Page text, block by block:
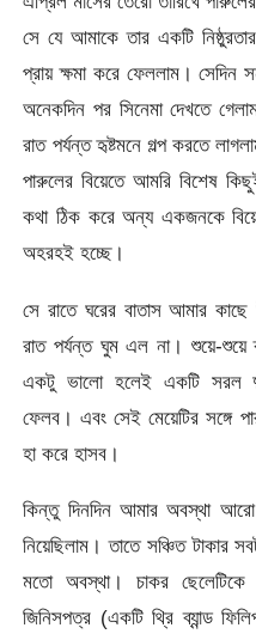
সে যে আমাকে তার একটি
প্রায় ক্ষমা করে ফেললাম। সেদিন
অনেকদিন পর সিনেমা দেখতে
রাত পর্যন্ত হৃষ্টমনে গল্প করতে
পারুলের বিয়েতে আমরি বিশেষ
কথা ঠিক করে অন্য একজনকে
অহরহই হচ্ছে।
সে রাতে ঘরের বাতাস আমার
রাত পর্যন্ত ঘুম এল না। শুয়ে-শুয়ে
একটু ভালো হলেই একটি সরল
ফেলব। এবং সেই মেয়েটির সঙ্গে
হা করে হাসব।
কিন্তু দিনদিন আমার অবস্থা
নিয়েছিলাম। তাতে সঞ্চিত টাকার
মতো অবস্থা। চাকর
জিনিসপত্র (একটি থ্রি ব্যান্ড